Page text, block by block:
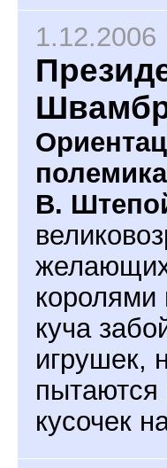
1.12.2006
В.
желающих
королями
куча
игрушек,
пытаются
кусочек